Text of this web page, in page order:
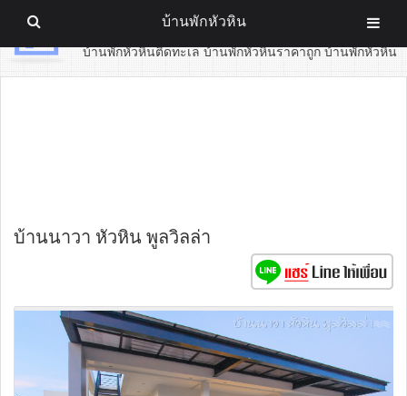
บ้านพักหัวหิน
บ้านพักหัวหินติดทะเล บ้านพักหัวหินราคาถูก บ้านพักหัวหิน
บ้านนาวา หัวหิน พูลวิลล่า
บ้านพักหัวหิน